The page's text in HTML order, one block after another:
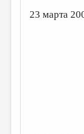
КОЛОНКА РЕДАКТОРА
23 марта